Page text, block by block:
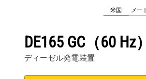
米国 メー
DE165 GC（60 Hz）
ディーゼル発電装置